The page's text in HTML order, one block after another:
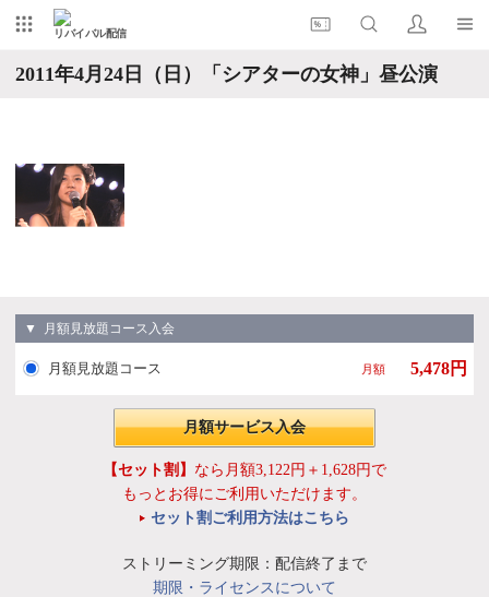
リバイバル配信
2011年4月24日（日）「シアターの女神」昼公演
▼ 月額見放題コース入会
月額見放題コース 月額 5,478円
月額サービス入会
【セット割】 なら月額3,122円＋1,628円で
もっとお得にご利用いただけます。
セット割ご利用方法はこちら
ストリーミング期限：配信終了まで
期限・ライセンスについて